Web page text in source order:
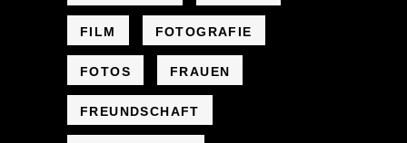
FILM FOTOGRAFIE
FOTOS FRAUEN
FREUNDSCHAFT